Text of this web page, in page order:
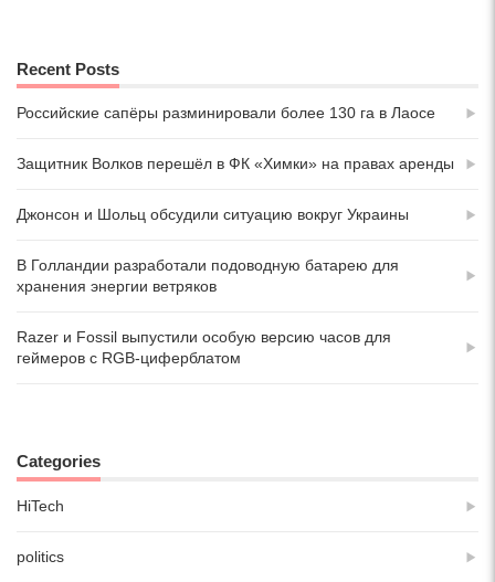
Recent Posts
Российские сапёры разминировали более 130 га в Лаосе
Защитник Волков перешёл в ФК «Химки» на правах аренды
Джонсон и Шольц обсудили ситуацию вокруг Украины
В Голландии разработали подоводную батарею для
хранения энергии ветряков
Razer и Fossil выпустили особую версию часов для
геймеров с RGB-циферблатом
Categories
HiTech
politics